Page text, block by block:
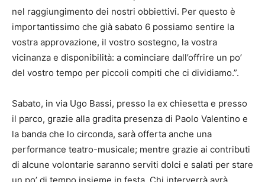
nel raggiungimento dei nostri obbiettivi. Per questo è
importantissimo che già sabato 6 possiamo sentire la
vostra approvazione, il vostro sostegno, la vostra
vicinanza e disponibilità: a cominciare dall’offrire un po’
del vostro tempo per piccoli compiti che ci dividiamo.”.
Sabato, in via Ugo Bassi, presso la ex chiesetta e presso
il parco, grazie alla gradita presenza di Paolo Valentino e
la banda che lo circonda, sarà offerta anche una
performance teatro-musicale; mentre grazie ai contributi
di alcune volontarie saranno serviti dolci e salati per stare
un po’ di tempo insieme in festa. Chi interverrà avrà